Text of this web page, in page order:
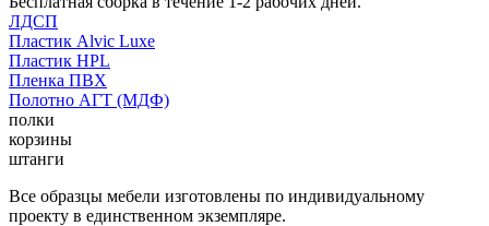
ЛДСП
Пластик Alvic Luxe
Пластик HPL
Пленка ПВХ
Полотно АГТ (МДФ)
полки
корзины
штанги
Все образцы мебели изготовлены по индивидуальному
проекту в единственном экземпляре.